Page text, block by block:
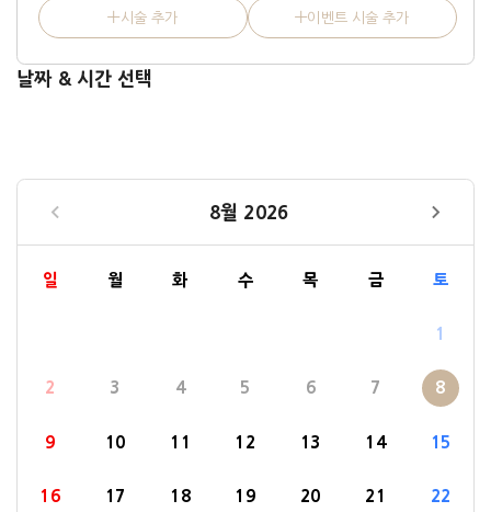
시술 추가 이벤트 시술 추가
날짜 & 시간 선택
8월 2026
일 월 화 수 목 금 토
1
2 3 4 5 6 7 8
9 10 11 12 13 14 15
16 17 18 19 20 21 22